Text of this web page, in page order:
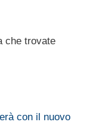
che trovate
con il nuovo